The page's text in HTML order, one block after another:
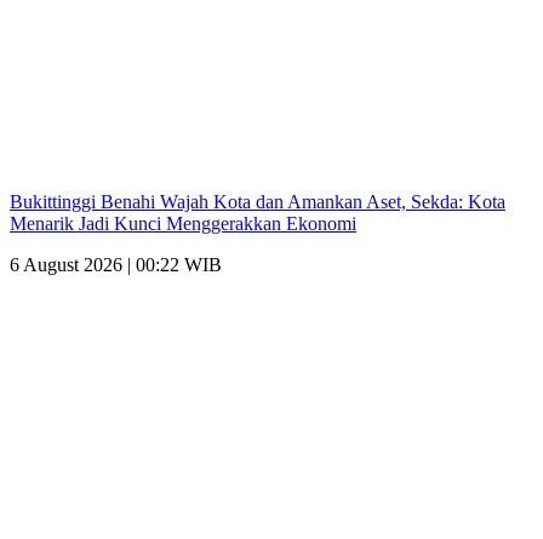
Bukittinggi Benahi Wajah Kota dan Amankan Aset, Sekda: Kota
Menarik Jadi Kunci Menggerakkan Ekonomi
6 August 2026 | 00:22 WIB